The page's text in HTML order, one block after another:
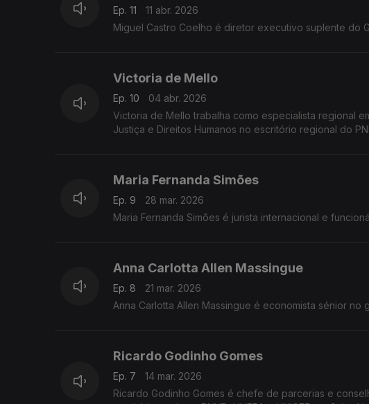
Ep. 11
11 abr. 2026
Miguel Castro Coelho é diretor executivo suplente do
Victoria de Mello
Ep. 10
04 abr. 2026
Victoria de Mello trabalha como especialista regional
Justiça e Direitos Humanos no escritório regional do
Maria Fernanda Simões
Ep. 9
28 mar. 2026
Maria Fernanda Simões é jurista internacional e
Anna Carlotta Allen Massingue
Ep. 8
21 mar. 2026
Anna Carlotta Allen Massingue é economista sénior no
Ricardo Godinho Gomes
Ep. 7
14 mar. 2026
Ricardo Godinho Gomes é chefe de parcerias e